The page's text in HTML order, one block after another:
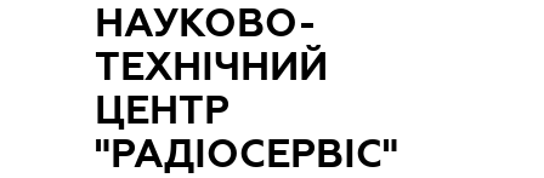
НАУКОВО-
ТЕХНІЧНИЙ
ЦЕНТР
"РАДІОСЕРВІС"